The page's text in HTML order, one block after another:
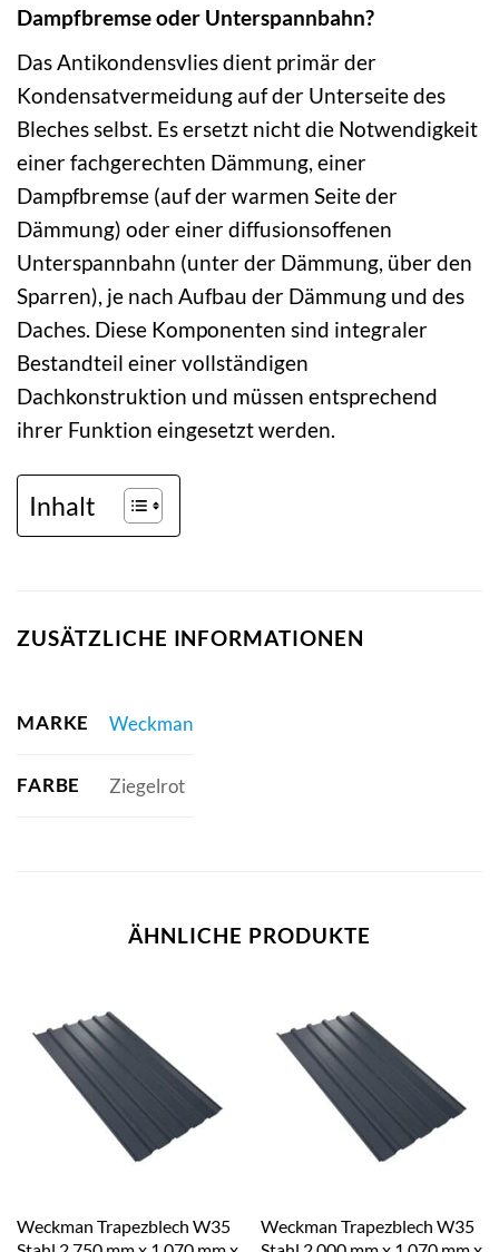
Dampfbremse oder Unterspannbahn?
Das Antikondensvlies dient primär der
Kondensatvermeidung auf der Unterseite des
Bleches selbst. Es ersetzt nicht die Notwendigkeit
einer fachgerechten Dämmung, einer
Dampfbremse (auf der warmen Seite der
Dämmung) oder einer diffusionsoffenen
Unterspannbahn (unter der Dämmung, über den
Sparren), je nach Aufbau der Dämmung und des
Daches. Diese Komponenten sind integraler
Bestandteil einer vollständigen
Dachkonstruktion und müssen entsprechend
ihrer Funktion eingesetzt werden.
Inhalt
ZUSÄTZLICHE INFORMATIONEN
MARKE Weckman
FARBE Ziegelrot
ÄHNLICHE PRODUKTE
Weckman Trapezblech W35
Weckman Trapezblech W35